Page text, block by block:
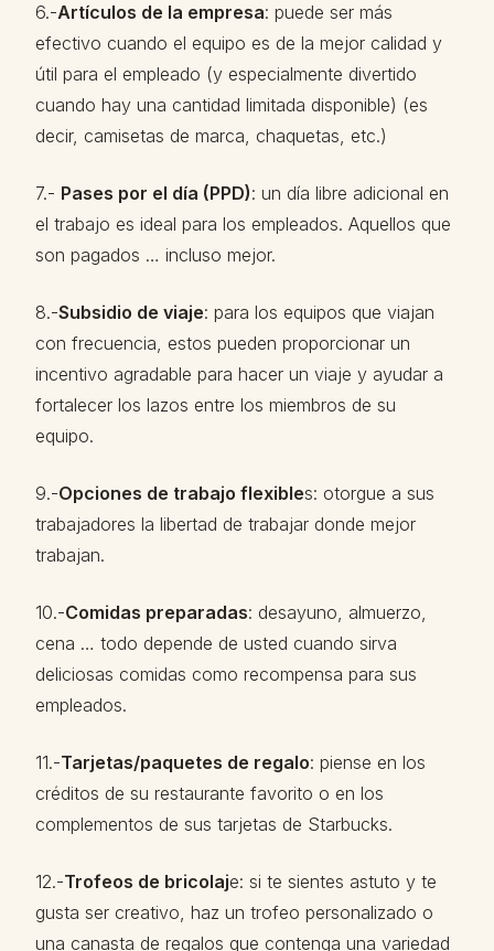
6.-Artículos de la empresa: puede ser más
efectivo cuando el equipo es de la mejor calidad y
útil para el empleado (y especialmente divertido
cuando hay una cantidad limitada disponible) (es
decir, camisetas de marca, chaquetas, etc.)
7.- Pases por el día (PPD): un día libre adicional en
el trabajo es ideal para los empleados. Aquellos que
son pagados … incluso mejor.
8.-Subsidio de viaje: para los equipos que viajan
con frecuencia, estos pueden proporcionar un
incentivo agradable para hacer un viaje y ayudar a
fortalecer los lazos entre los miembros de su
equipo.
9.-Opciones de trabajo flexibles: otorgue a sus
trabajadores la libertad de trabajar donde mejor
trabajan.
10.-Comidas preparadas: desayuno, almuerzo,
cena … todo depende de usted cuando sirva
deliciosas comidas como recompensa para sus
empleados.
11.-Tarjetas/paquetes de regalo: piense en los
créditos de su restaurante favorito o en los
complementos de sus tarjetas de Starbucks.
12.-Trofeos de bricolaje: si te sientes astuto y te
gusta ser creativo, haz un trofeo personalizado o
una canasta de regalos que contenga una variedad